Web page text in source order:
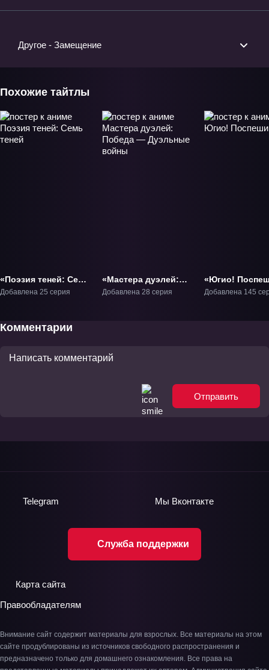
Другое - Замещение
Похожие тайтлы
«Поэзия теней: Семь
теней» ТВ-3
Добавлена 25 серия
«Мастера дуэлей:
Победа — Дуэльные
Добавлена 28 серия
«Югио!
ТВ-1
Добавлена 145
Комментарии
Отправить
Служба поддержки
Telegram Мы Вконтакте
Карта сайта
Правообладателям
Внимание сайт содержит материалы для взрослых. Все материалы на этом
сайте продублированы из источников свободного распространения и
предназначено только для домашнего ознакомления. Все права на